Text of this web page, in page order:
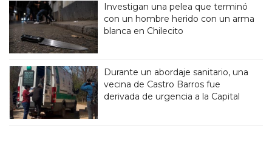
Investigan una pelea que terminó
con un hombre herido con un arma
blanca en Chilecito
Durante un abordaje sanitario, una
vecina de Castro Barros fue
derivada de urgencia a la Capital